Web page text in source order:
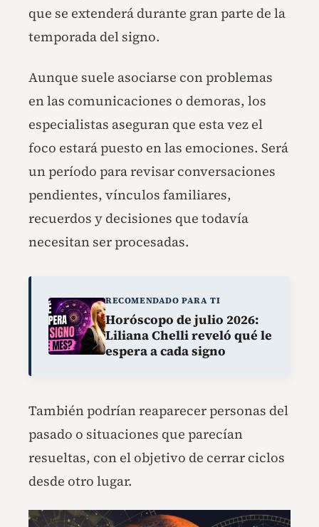
que se extenderá durante gran parte de la
temporada del signo.
Aunque suele asociarse con problemas
en las comunicaciones o demoras, los
especialistas aseguran que esta vez el
foco estará puesto en las emociones. Será
un período para revisar conversaciones
pendientes, vínculos familiares,
recuerdos y decisiones que todavía
necesitan ser procesadas.
RECOMENDADO PARA TI
Horóscopo de julio 2026:
Liliana Chelli reveló qué le
espera a cada signo
También podrían reaparecer personas del
pasado o situaciones que parecían
resueltas, con el objetivo de cerrar ciclos
desde otro lugar.